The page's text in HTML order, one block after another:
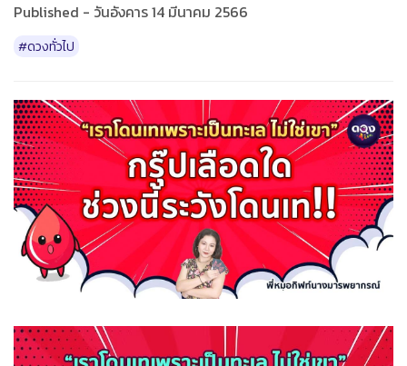
Published - วันอังคาร 14 มีนาคม 2566
#ดวงทั่วไป